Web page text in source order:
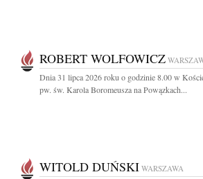
ROBERT WOLFOWICZ
Dnia 31 lipca 2026 roku o godzinie 8.00 w
pw. św. Karola Boromeusza na Powązkach...
WITOLD DUŃSKI WARSZAWA